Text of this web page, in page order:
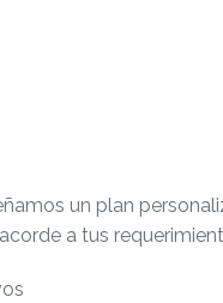
un plan
a tus